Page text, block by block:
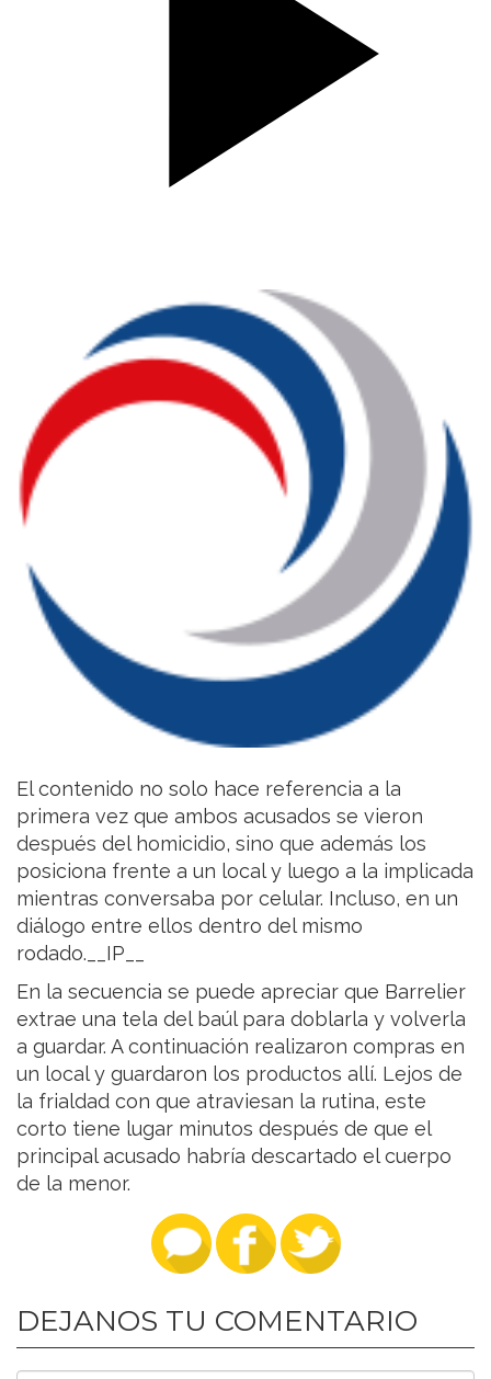
El contenido no solo hace referencia a la
primera vez que ambos acusados se vieron
después del homicidio, sino que además los
posiciona frente a un local y luego a la implicada
mientras conversaba por celular. Incluso, en un
diálogo entre ellos dentro del mismo
rodado.__IP__
En la secuencia se puede apreciar que Barrelier
extrae una tela del baúl para doblarla y volverla
a guardar. A continuación realizaron compras en
un local y guardaron los productos allí. Lejos de
la frialdad con que atraviesan la rutina, este
corto tiene lugar minutos después de que el
principal acusado habría descartado el cuerpo
de la menor.
DEJANOS TU COMENTARIO